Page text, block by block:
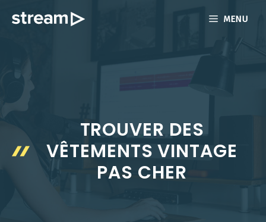
MENU
TROUVER DES
VÊTEMENTS VINTAGE
PAS CHER